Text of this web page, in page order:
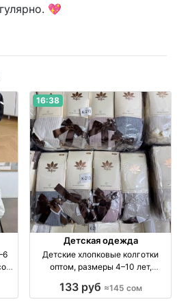
💖
16:38
Детская одежда
Детские хлопковые колготки
оптом, размеры 4–10 лет,
колготки, р-р 4–10 лет, разн.
133 руб ≈145 сом